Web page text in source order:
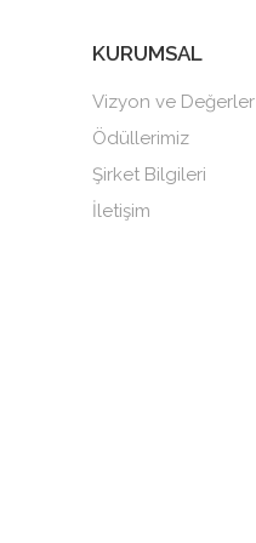
KURUMSAL
Vizyon ve Değerler
Ödüllerimiz
Şirket Bilgileri
İletişim